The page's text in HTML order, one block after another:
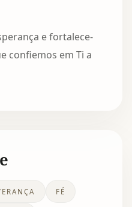
e fortalece-
confiemos em Ti a
FÉ